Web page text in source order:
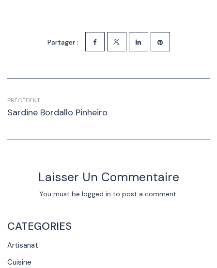
CATEGORIES
Artisanat
Cuisine
Partager :
PRÉCÉDENT
Sardine Bordallo Pinheiro
Laisser Un Commentaire
You must be logged in to post a comment.